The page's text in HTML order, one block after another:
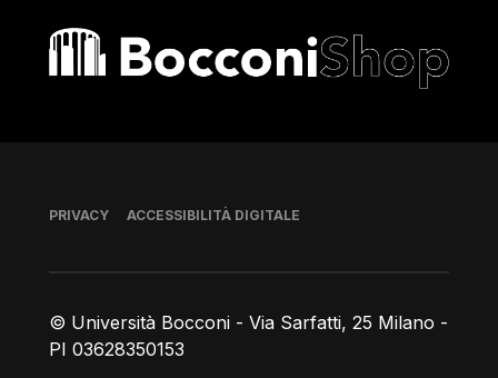
Bocconi shop
© Università Bocconi - Via Sarfatti, 25 Milano -
PI 03628350153
Piè di pagina
PRIVACY ACCESSIBILITÀ DIGITALE